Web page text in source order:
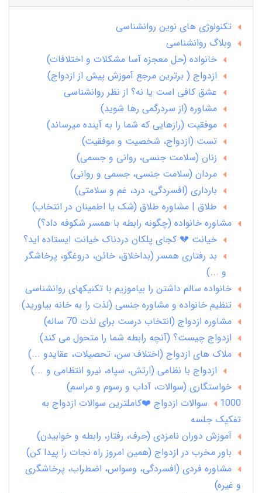
تکنولوژی های نوین روانشناسی
وبلاگ روانشناسی
خانواده (حل معجزه آسا مشکلات و اختلافات)
ازدواج ( برترین مرجع آموزش پیش از ازدواج)
عشق کافی است یا نه؟ از نظر روانشناسی
مشاوره (از سردرگمی رها شوید)
موفقیت (رازهایی که شما را به آینده میرساند)
تست (ازدواج، شخصیت و موفقیت)
زنان (سلامت جنسی، روانی و جسمی)
مردان (سلامت جنسی، جسمی و روانی)
بارداری (افسردگی، درد، غم و سلامتی)
طلاق | مشاوره طلاق (شک یا اطمینان در انتخاب)
مشاوره خانواده (چگونه رابطه با همسر شکوفه داد؟)
خیانت 💔 کجای پلکان دردناک خیانت ایستاده اید؟
بد رفتاری همسر (بداخلاق، خائن، دروغگو، پرخاشگر
و ...)
خانواده سالم داشتن را بیاموزیم با تکنیکهای روانشناسی
تنظیم خانواده و مشاوره جنسی (لذت را به خانه بیاورید)
مشاوره ازدواج (انتخاب درست برای لذت 70 ساله)
ازدواج چیست؟ (آنچه رابطه شما را متحول می کند)
ملاک های ازدواج (اختلاف سن، تحصیلات، عقایدو ...)
ازدواج با نظامی (ارتش، سپاه، نیرو انتظامی و ...)
خواستگاری (سوالات، آداب و رسوم و مراسم)
1000 سوالات ازدواج ❤️کاملترین سوالات ازدواج به
تفکیک جلسه
آموزش دوران نامزدی (حرف، رفتار، رابطه و خوابیدن)
باور مخرب در ازدواج (همین امروز راه نجات را پیدا کن)
مشاوره فردی (افسردگی، وسواس، اضطراب، پرخاشگری
و غیره)